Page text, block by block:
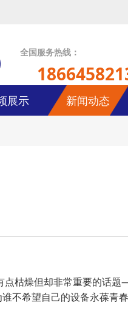
全国服务热线：
展示 新闻动态
枯燥但却非常重要的话
不希望自己的设备永葆青